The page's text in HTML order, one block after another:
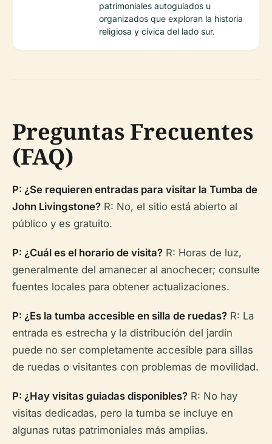
patrimoniales autoguiados u
organizados que exploran la historia
religiosa y cívica del lado sur.
Preguntas Frecuentes
(FAQ)
P: ¿Se requieren entradas para visitar la Tumba de
John Livingstone? R: No, el sitio está abierto al
público y es gratuito.
P: ¿Cuál es el horario de visita? R: Horas de luz,
generalmente del amanecer al anochecer; consulte
fuentes locales para obtener actualizaciones.
P: ¿Es la tumba accesible en silla de ruedas? R: La
entrada es estrecha y la distribución del jardín
puede no ser completamente accesible para sillas
de ruedas o visitantes con problemas de movilidad.
P: ¿Hay visitas guiadas disponibles? R: No hay
visitas dedicadas, pero la tumba se incluye en
algunas rutas patrimoniales más amplias.